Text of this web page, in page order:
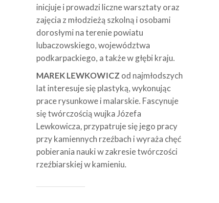
inicjuje i prowadzi liczne warsztaty oraz
zajęcia z młodzieżą szkolną i osobami
dorosłymi na terenie powiatu
lubaczowskiego, województwa
podkarpackiego, a także w głębi kraju.
MAREK LEWKOWICZ od najmłodszych
lat interesuje się plastyką, wykonując
prace rysunkowe i malarskie. Fascynuje
się twórczością wujka Józefa
Lewkowicza, przypatruje się jego pracy
przy kamiennych rzeźbach i wyraża chęć
pobierania nauki w zakresie twórczości
rzeźbiarskiej w kamieniu.